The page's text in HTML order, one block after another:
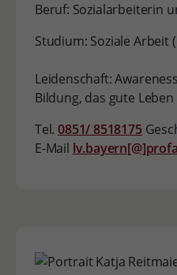
Beruf: Sozialarbeiterin
Studium: Soziale Arbeit
Leidenschaft:
Bildung, das gute
Tel.0851/ 8518175
E-Mail